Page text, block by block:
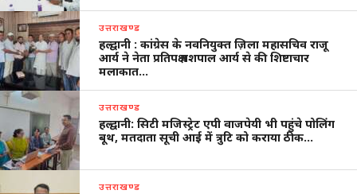
उत्तराखण्ड
हल्द्वानी : कांग्रेस के नवनियुक्त ज़िला महासचिव राजू
आर्य ने नेता प्रतिपक्ष यशपाल आर्य से की शिष्टाचार
मलाकात…
उत्तराखण्ड
हल्द्वानी: सिटी मजिस्ट्रेट एपी वाजपेयी भी पहुंचे पोलिंग
बूथ, मतदाता सूची आई में त्रुटि को कराया ठीक…
उत्तराखण्ड